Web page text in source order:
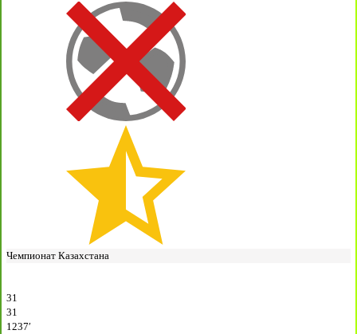
Чемпионат Казахстана
31
31
1237′